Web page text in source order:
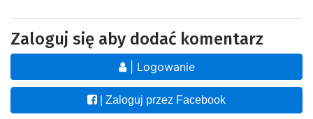
Zaloguj się aby dodać komentarz
| Logowanie
| Zaloguj przez Facebook